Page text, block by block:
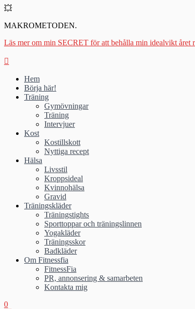
💥
MAKROMETODEN.
Läs mer om min SECRET för att behålla min idealvikt året
Hem
Börja här!
Träning
Gymövningar
Träning
Intervjuer
Kost
Kostillskott
Nyttiga recept
Hälsa
Livsstil
Kroppsideal
Kvinnohälsa
Gravid
Träningskläder
Träningstights
Sporttoppar och träningslinnen
Yogakläder
Träningsskor
Badkläder
Om Fitnessfia
FitnessFia
PR, annonsering & samarbeten
Kontakta mig
0